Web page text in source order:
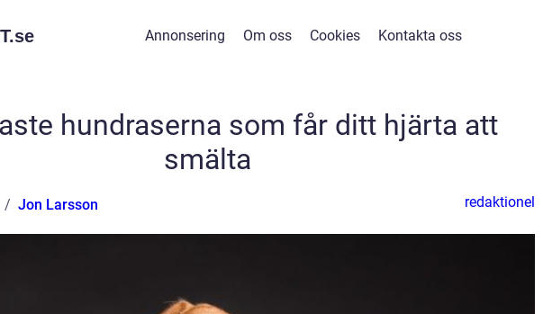
se Annonsering Om oss Cookies Kontakta oss
hundraserna som får ditt hjärta att
smälta
Jon Larsson redaktionel